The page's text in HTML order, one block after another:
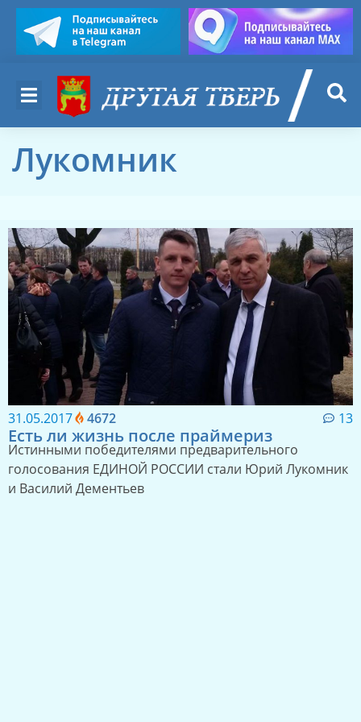
Лукомник
31.05.2017 4672 13
Есть ли жизнь после праймериз
Истинными победителями предварительного
голосования ЕДИНОЙ РОССИИ стали Юрий Лукомник
и Василий Дементьев